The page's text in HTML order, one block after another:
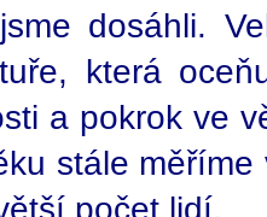
dosáhli.
která
a pokrok ve
stále
počet lidí.